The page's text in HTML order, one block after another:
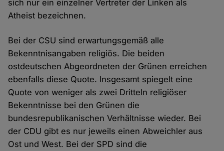
sich nur ein einzelner Vertreter der Linken als
Atheist bezeichnen.
Bei der CSU sind erwartungsgemäß alle
Bekenntnisangaben religiös. Die beiden
ostdeutschen Abgeordneten der Grünen erreichen
ebenfalls diese Quote. Insgesamt spiegelt eine
Quote von weniger als zwei Dritteln religiöser
Bekenntnisse bei den Grünen die
bundesrepublikanischen Verhältnisse wieder. Bei
der CDU gibt es nur jeweils einen Abweichler aus
Ost und West. Bei der SPD sind die